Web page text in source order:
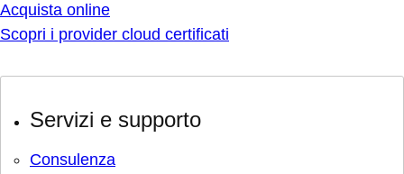
Acquista online
Scopri i provider cloud certificati
Servizi e supporto
Consulenza